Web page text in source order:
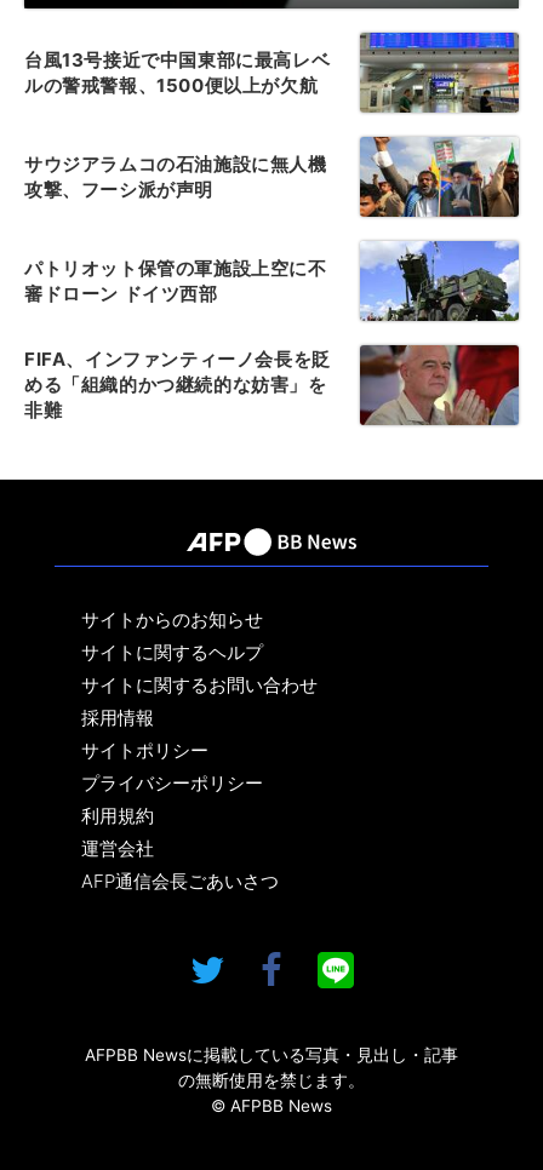
台風13号接近で中国東部に最高レベ
ルの警戒警報、1500便以上が欠航
サウジアラムコの石油施設に無人機
攻撃、フーシ派が声明
パトリオット保管の軍施設上空に不
審ドローン ドイツ西部
FIFA、インファンティーノ会長を貶
める「組織的かつ継続的な妨害」を
非難
サイトからのお知らせ
サイトに関するヘルプ
サイトに関するお問い合わせ
採用情報
サイトポリシー
プライバシーポリシー
利用規約
運営会社
AFP通信会長ごあいさつ
AFPBB Newsに掲載している写真・見出し・記事
の無断使用を禁じます。
© AFPBB News